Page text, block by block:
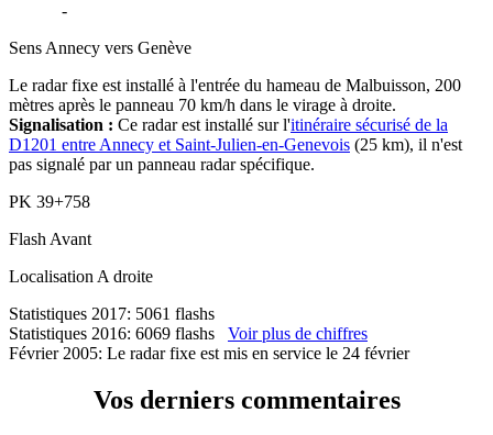
-
Sens Annecy vers Genève
Le radar fixe est installé à l'entrée du hameau de Malbuisson, 200
mètres après le panneau 70 km/h dans le virage à droite.
Signalisation : Ce radar est installé sur l'itinéraire sécurisé de la
D1201 entre Annecy et Saint-Julien-en-Genevois (25 km), il n'est
pas signalé par un panneau radar spécifique.
PK 39+758
Flash Avant
Localisation A droite
Statistiques 2017: 5061 flashs
Statistiques 2016: 6069 flashs Voir plus de chiffres
Février 2005: Le radar fixe est mis en service le 24 février
Vos derniers commentaires